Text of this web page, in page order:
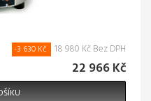
-3 630 Kč 18 980 Kč Bez DPH
22 966 Kč